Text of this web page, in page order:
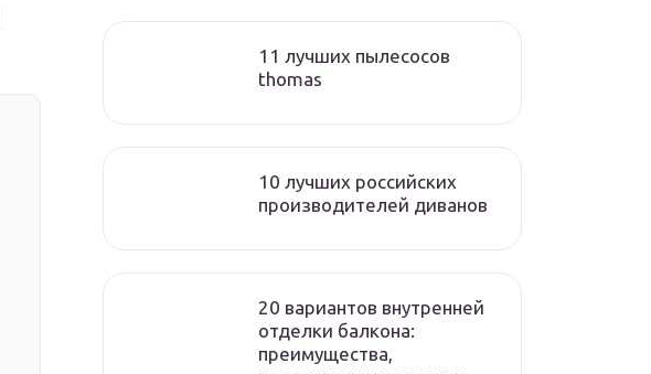
11 лучших пылесосов
thomas
10 лучших российских
производителей диванов
20 вариантов внутренней
отделки балкона:
преимущества,